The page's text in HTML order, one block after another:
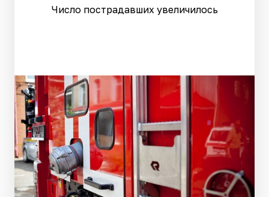
Число пострадавших увеличилось